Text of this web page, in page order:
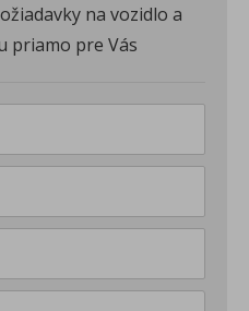
na vozidlo a
priamo pre Vás